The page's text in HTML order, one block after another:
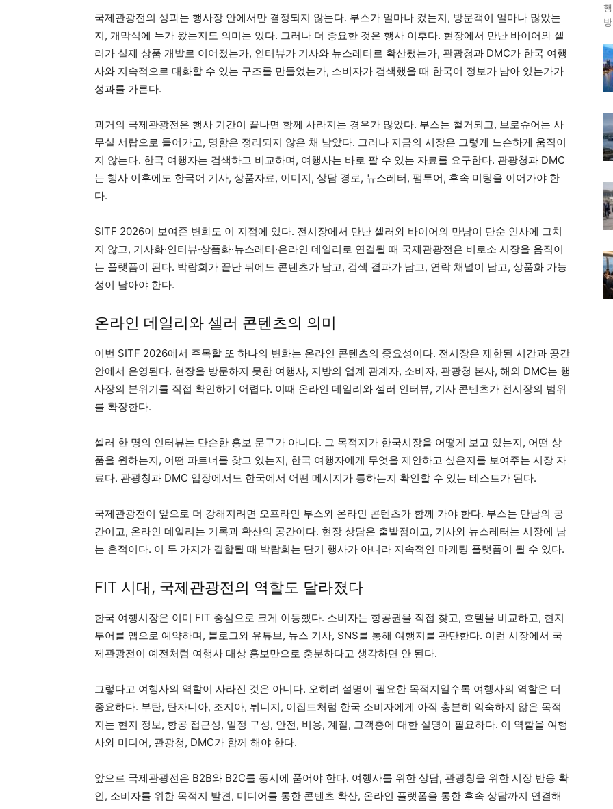
국제관광전의 성과는 행사장 안에서만 결정되지 않는다. 부스가 얼마나 컸는지, 방문객이 얼마나 많았는
지, 개막식에 누가 왔는지도 의미는 있다. 그러나 더 중요한 것은 행사 이후다. 현장에서 만난 바이어와 셀
러가 실제 상품 개발로 이어졌는가, 인터뷰가 기사와 뉴스레터로 확산됐는가, 관광청과 DMC가 한국 여행
사와 지속적으로 대화할 수 있는 구조를 만들었는가, 소비자가 검색했을 때 한국어 정보가 남아 있는가가
성과를 가른다.
과거의 국제관광전은 행사 기간이 끝나면 함께 사라지는 경우가 많았다. 부스는 철거되고, 브로슈어는 사
무실 서랍으로 들어가고, 명함은 정리되지 않은 채 남았다. 그러나 지금의 시장은 그렇게 느슨하게 움직이
지 않는다. 한국 여행자는 검색하고 비교하며, 여행사는 바로 팔 수 있는 자료를 요구한다. 관광청과 DMC
는 행사 이후에도 한국어 기사, 상품자료, 이미지, 상담 경로, 뉴스레터, 팸투어, 후속 미팅을 이어가야 한
다.
SITF 2026이 보여준 변화도 이 지점에 있다. 전시장에서 만난 셀러와 바이어의 만남이 단순 인사에 그치
지 않고, 기사화·인터뷰·상품화·뉴스레터·온라인 데일리로 연결될 때 국제관광전은 비로소 시장을 움직이
는 플랫폼이 된다. 박람회가 끝난 뒤에도 콘텐츠가 남고, 검색 결과가 남고, 연락 채널이 남고, 상품화 가능
성이 남아야 한다.
온라인 데일리와 셀러 콘텐츠의 의미
이번 SITF 2026에서 주목할 또 하나의 변화는 온라인 콘텐츠의 중요성이다. 전시장은 제한된 시간과 공간
안에서 운영된다. 현장을 방문하지 못한 여행사, 지방의 업계 관계자, 소비자, 관광청 본사, 해외 DMC는 행
사장의 분위기를 직접 확인하기 어렵다. 이때 온라인 데일리와 셀러 인터뷰, 기사 콘텐츠가 전시장의 범위
를 확장한다.
셀러 한 명의 인터뷰는 단순한 홍보 문구가 아니다. 그 목적지가 한국시장을 어떻게 보고 있는지, 어떤 상
품을 원하는지, 어떤 파트너를 찾고 있는지, 한국 여행자에게 무엇을 제안하고 싶은지를 보여주는 시장 자
료다. 관광청과 DMC 입장에서도 한국에서 어떤 메시지가 통하는지 확인할 수 있는 테스트가 된다.
국제관광전이 앞으로 더 강해지려면 오프라인 부스와 온라인 콘텐츠가 함께 가야 한다. 부스는 만남의 공
간이고, 온라인 데일리는 기록과 확산의 공간이다. 현장 상담은 출발점이고, 기사와 뉴스레터는 시장에 남
는 흔적이다. 이 두 가지가 결합될 때 박람회는 단기 행사가 아니라 지속적인 마케팅 플랫폼이 될 수 있다.
FIT 시대, 국제관광전의 역할도 달라졌다
한국 여행시장은 이미 FIT 중심으로 크게 이동했다. 소비자는 항공권을 직접 찾고, 호텔을 비교하고, 현지
투어를 앱으로 예약하며, 블로그와 유튜브, 뉴스 기사, SNS를 통해 여행지를 판단한다. 이런 시장에서 국
제관광전이 예전처럼 여행사 대상 홍보만으로 충분하다고 생각하면 안 된다.
그렇다고 여행사의 역할이 사라진 것은 아니다. 오히려 설명이 필요한 목적지일수록 여행사의 역할은 더
중요하다. 부탄, 탄자니아, 조지아, 튀니지, 이집트처럼 한국 소비자에게 아직 충분히 익숙하지 않은 목적
지는 현지 정보, 항공 접근성, 일정 구성, 안전, 비용, 계절, 고객층에 대한 설명이 필요하다. 이 역할을 여행
사와 미디어, 관광청, DMC가 함께 해야 한다.
앞으로 국제관광전은 B2B와 B2C를 동시에 품어야 한다. 여행사를 위한 상담, 관광청을 위한 시장 반응 확
인, 소비자를 위한 목적지 발견, 미디어를 통한 콘텐츠 확산, 온라인 플랫폼을 통한 후속 상담까지 연결해